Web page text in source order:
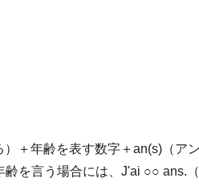
＋年齢を表す数字＋an(s)（ア
齢を言う場合には、J'ai ○○ ans.